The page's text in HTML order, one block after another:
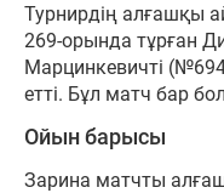
Турнирдің алғашқы
269-орында тұрған
Марцинкевичті
етті. Бұл матч бар
Ойын барысы
Зарина матчты